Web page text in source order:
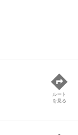
ルート
を見る